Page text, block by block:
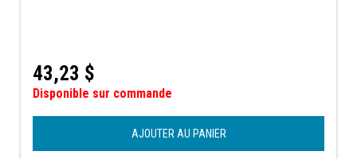
43,23 $
Disponible sur commande
AJOUTER AU PANIER